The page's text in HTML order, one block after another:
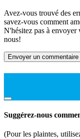
Avez-vous trouvé des
savez-vous comment
N'hésitez pas à envoyer
nous!
Envoyer un commentaire
Suggérez-nous
(Pour les plaintes,